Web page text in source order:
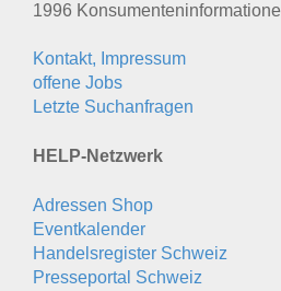
1996
Kontakt, Impressum
offene Jobs
Letzte Suchanfragen
HELP-Netzwerk
Adressen Shop
Eventkalender
Handelsregister Schweiz
Presseportal Schweiz